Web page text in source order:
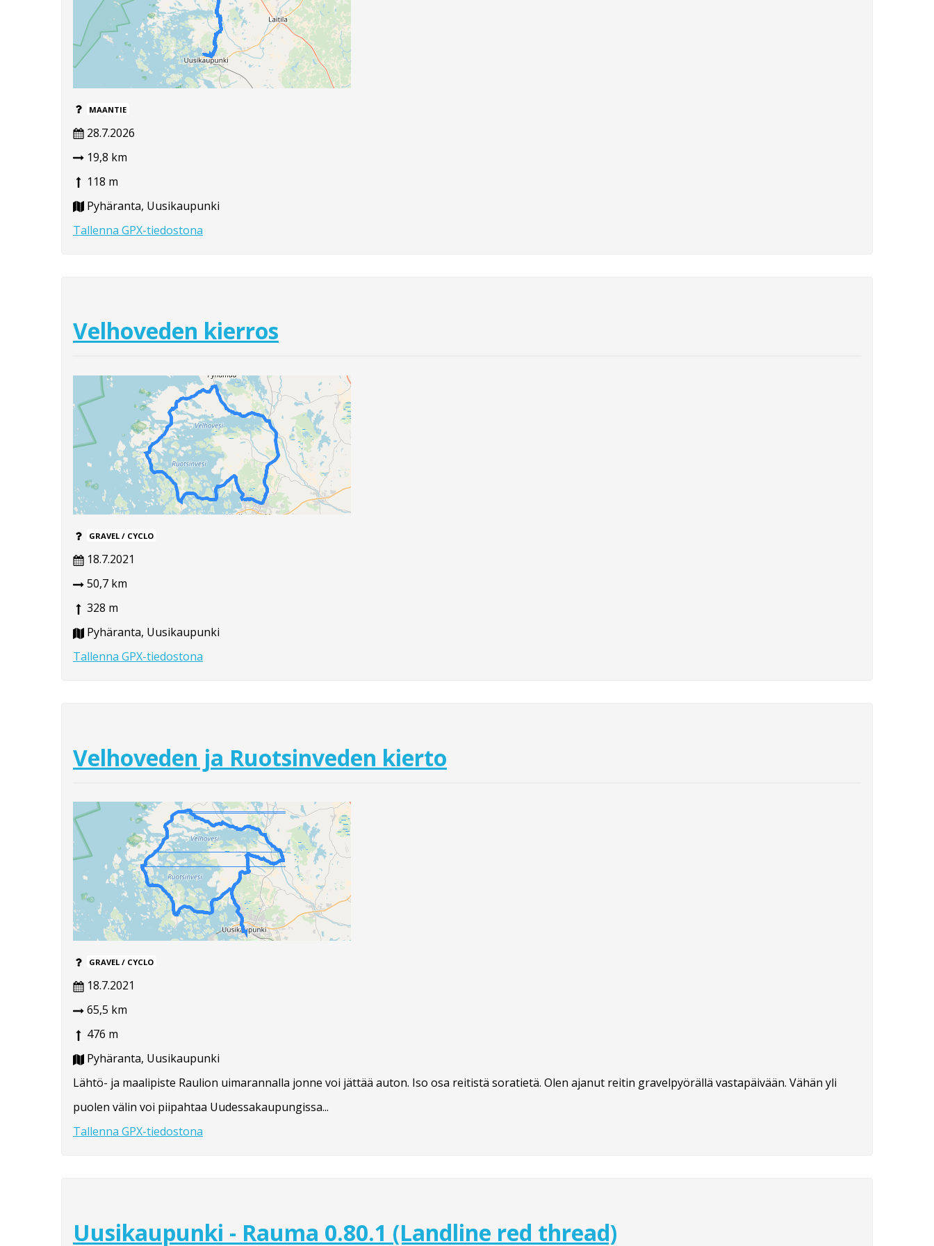
MAANTIE
28.7.2026
19,8 km
118 m
Pyhäranta, Uusikaupunki
Tallenna GPX-tiedostona
Velhoveden kierros
GRAVEL / CYCLO
18.7.2021
50,7 km
328 m
Pyhäranta, Uusikaupunki
Tallenna GPX-tiedostona
Velhoveden ja Ruotsinveden kierto
GRAVEL / CYCLO
18.7.2021
65,5 km
476 m
Pyhäranta, Uusikaupunki
Lähtö- ja maalipiste Raulion uimarannalla jonne voi jättää auton. Iso osa reitistä soratietä. Olen ajanut reitin gravelpyörällä vastapäivään. Vähän yli
puolen välin voi piipahtaa Uudessakaupungissa...
Tallenna GPX-tiedostona
Uusikaupunki - Rauma 0.80.1 (Landline red thread)